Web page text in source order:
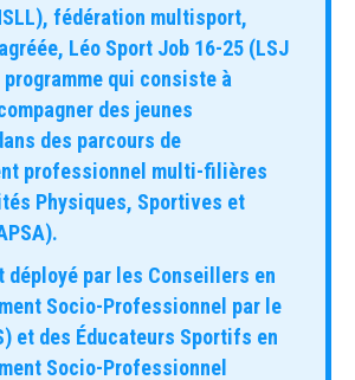
fédération multisport,
Léo Sport Job 16-25 (LSJ
qui consiste à
des jeunes
des parcours de
professionnel multi-filières
Physiques, Sportives et
déployé par les Conseillers en
Socio-Professionnel par le
et des Éducateurs Sportifs en
Socio-Professionnel